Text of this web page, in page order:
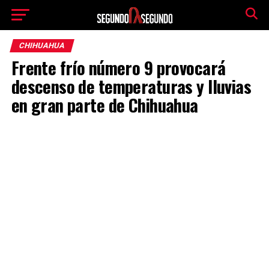
CHIHUAHUA
Frente frío número 9 provocará
descenso de temperaturas y lluvias
en gran parte de Chihuahua